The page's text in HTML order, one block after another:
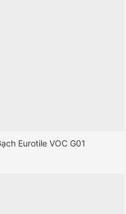
Eurotile VOC G01